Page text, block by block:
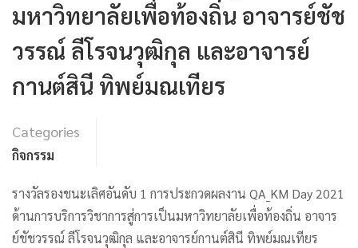
มหาวิทยาลัยเพื่อท้องถิ่น อาจารย์ชัช
วรรณ์ ลีโรจนวุฒิกุล และอาจารย์
กานต์สินี ทิพย์มณเทียร
Categories
กิจกรรม
รางวัลรองชนะเลิศอันดับ 1 การประกวดผลงาน QA_KM Day 2021
ด้านการบริการวิชาการสู่การเป็นมหาวิทยาลัยเพื่อท้องถิ่น อาจาร
ย์ชัชวรรณ์ ลีโรจนวุฒิกุล และอาจารย์กานต์สินี ทิพย์มณเทียร